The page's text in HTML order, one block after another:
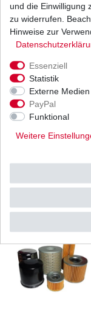
und die Einwilligung
zu widerrufen.
Hinweise zur
Essenziell
Statistik
Externe Medien
PayPal
Funktional
Weitere